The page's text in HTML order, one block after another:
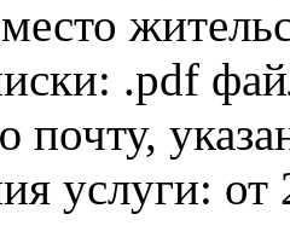
.pdf
почту,
услуги: от